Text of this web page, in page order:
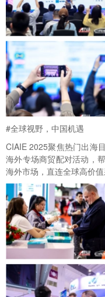
#全球视野，中国机遇
CIAIE 2025聚焦热门出海
海外专场商贸配对活动，
海外市场，直连全球高价值